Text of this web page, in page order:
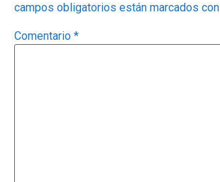
campos obligatorios están marcados con
Comentario *